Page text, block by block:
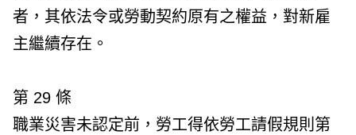
者，其依法令或勞動契約原有之權益，對新雇
主繼續存在。
第 29 條
職業災害未認定前，勞工得依勞工請假規則第